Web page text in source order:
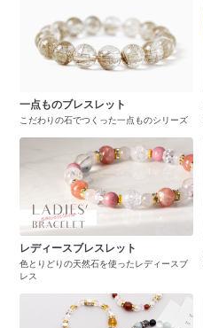
一点ものブレスレット
こだわりの石でつくった一点ものシリーズ
レディースブレスレット
色とりどりの天然石を使ったレディースブ
レス